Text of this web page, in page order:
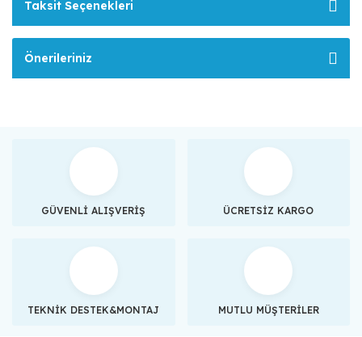
Taksit Seçenekleri
Önerileriniz
GÜVENLİ ALIŞVERİŞ ÜCRETSİZ KARGO
TEKNİK DESTEK&MONTAJ MUTLU MÜŞTERİLER